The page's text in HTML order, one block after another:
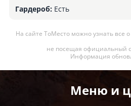
Гардероб:Есть
На сайте ТоМесто можно узнать все
не посещая официальный
Информация
Меню и